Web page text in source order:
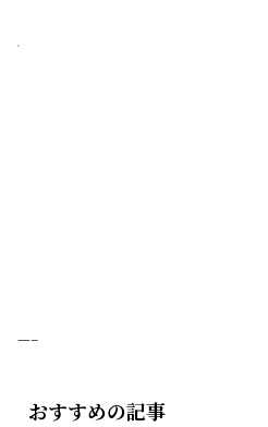
—–
おすすめの記事